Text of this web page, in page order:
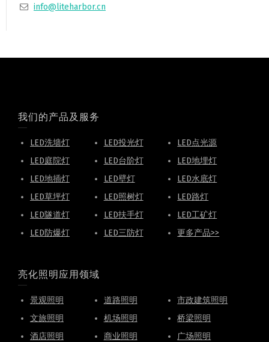
info@liteharbor.cn
我们的产品及服务
LED洗墙灯 LED投光灯
LED点光源
LED庭院灯
LED台阶灯
LED地埋灯
LED地插灯
LED壁灯
LED水底灯
LED草坪灯
LED照树灯
LED路灯
LED隧道灯
LED扶手灯
LED工矿灯
LED防爆灯
LED三防灯 更多产品>>
亮化照明应用领域
景观照明 道路照明
市政建筑照明
文旅照明
机场照明
桥梁照明
酒店照明
商业照明
广场照明